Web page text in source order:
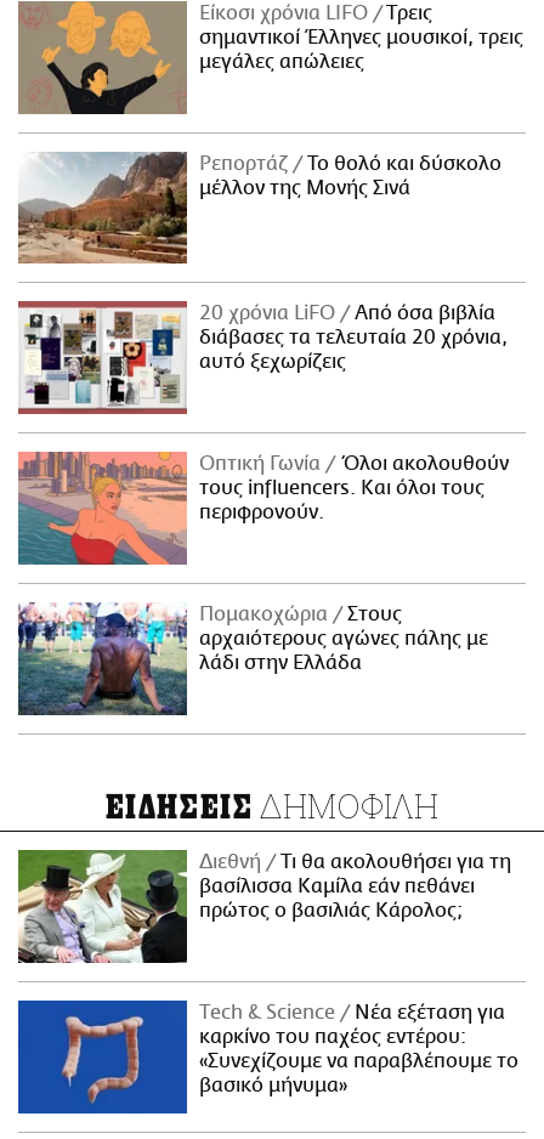
Είκοσι χρόνια LIFO
Tρεις
σημαντικοί Έλληνες μουσικοί, τρεις
μεγάλες απώλειες
Ρεπορτάζ
Το θολό και δύσκολο
μέλλον της Μονής Σινά
20 χρόνια LiFO
Από όσα βιβλία
διάβασες τα τελευταία 20 χρόνια,
αυτό ξεχωρίζεις
Οπτική Γωνία
Όλοι ακολουθούν
τους influencers. Και όλοι τους
περιφρονούν.
Πομακοχώρια
Στους
αρχαιότερους αγώνες πάλης με
λάδι στην Ελλάδα
ΕΙΔΗΣΕΙΣ ΔΗΜΟΦΙΛΗ
Διεθνή
Τι θα ακολουθήσει για τη
βασίλισσα Καμίλα εάν πεθάνει
πρώτος ο βασιλιάς Κάρολος;
Τech & Science
Νέα εξέταση για
καρκίνο του παχέος εντέρου:
«Συνεχίζουμε να παραβλέπουμε το
βασικό μήνυμα»